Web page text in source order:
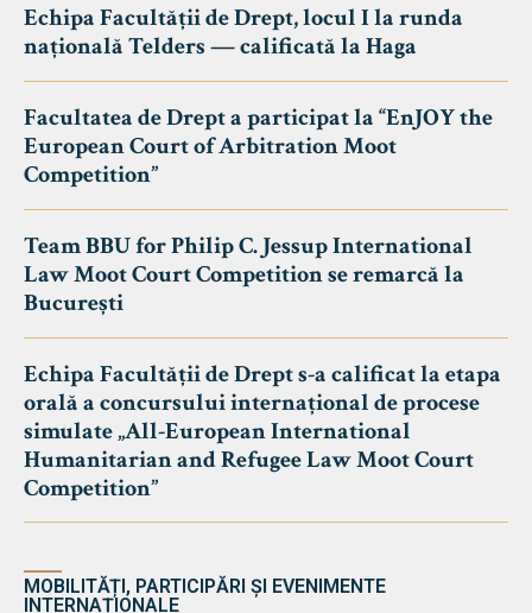
Echipa Facultății de Drept, locul I la runda
națională Telders — calificată la Haga
Facultatea de Drept a participat la “EnJOY the
European Court of Arbitration Moot
Competition”
Team BBU for Philip C. Jessup International
Law Moot Court Competition se remarcă la
București
Echipa Facultății de Drept s-a calificat la etapa
orală a concursului internațional de procese
simulate „All-European International
Humanitarian and Refugee Law Moot Court
Competition”
MOBILITĂȚI, PARTICIPĂRI ȘI EVENIMENTE
INTERNAȚIONALE